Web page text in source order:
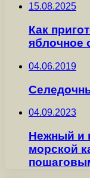
15.08.2025
Как
яблочное
04.06.2019
04.09.2023
Нежный и
морской